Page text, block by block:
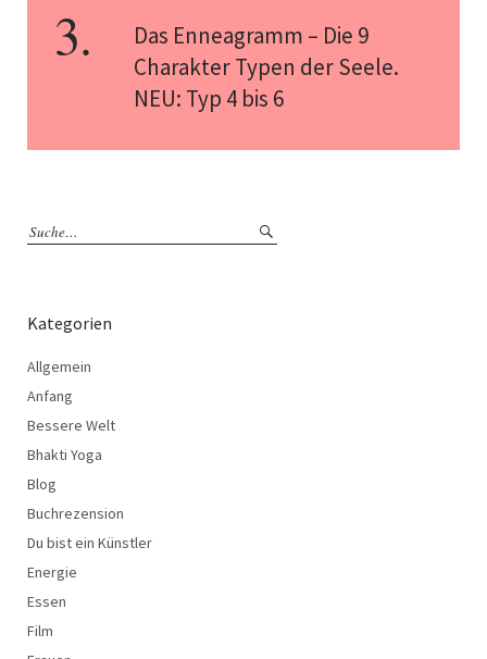
Das Enneagramm – Die 9
Charakter Typen der Seele.
NEU: Typ 4 bis 6
Kategorien
Allgemein
Anfang
Bessere Welt
Bhakti Yoga
Blog
Buchrezension
Du bist ein Künstler
Energie
Essen
Film